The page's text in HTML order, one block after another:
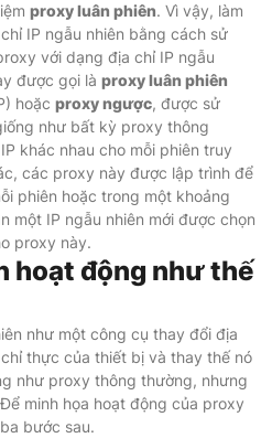
proxy luân phiên. Vì vậy, làm
IP ngẫu nhiên bằng cách sử
với dạng địa chỉ IP ngẫu
được gọi là proxy luân phiên
hoặc proxy ngược, được sử
như bất kỳ proxy thông
khác nhau cho mỗi phiên truy
các proxy này được lập trình để
phiên hoặc trong một khoảng
một IP ngẫu nhiên mới được chọn
proxy này.
hoạt động như thế
như một công cụ thay đổi địa
thực của thiết bị và thay thế nó
như proxy thông thường, nhưng
minh họa hoạt động của proxy
bước sau.